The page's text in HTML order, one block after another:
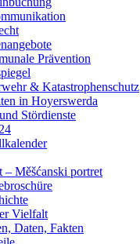
Prävention
& Katastrophenschutz
in Hoyerswerda
Stördienste
– Měšćanski portret
Vielfalt
Daten, Fakten